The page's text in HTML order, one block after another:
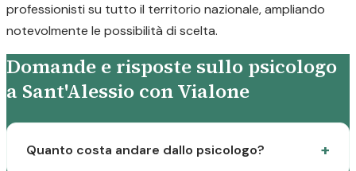
professionisti su tutto il territorio nazionale, ampliando
notevolmente le possibilità di scelta.
Domande e risposte sullo psicologo
a Sant'Alessio con Vialone
Quanto costa andare dallo psicologo?